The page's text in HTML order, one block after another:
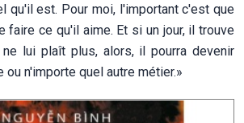
qu'il est. Pour moi, l'important c'est que
faire ce qu'il aime. Et si un jour, il trouve
lui plaît plus, alors, il pourra devenir
ou n'importe quel autre métier.»